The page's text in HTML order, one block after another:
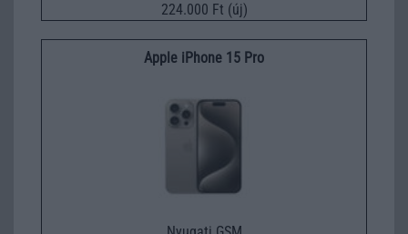
224.000 Ft (új)
Apple iPhone 15 Pro